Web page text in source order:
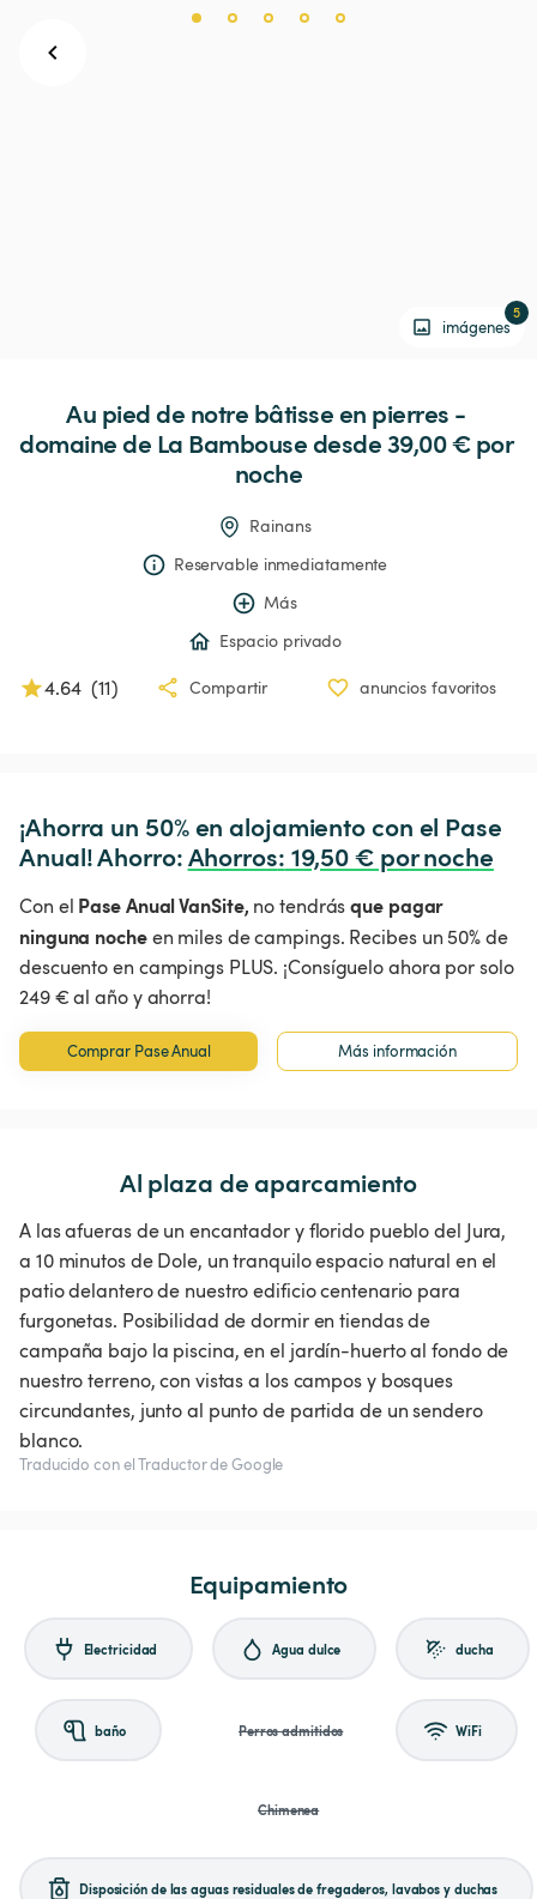
imágenes
5
Au piedde notre bâtisseen pierres -
domainede La Bambouse desde 39,00 € por
noche
Rainans
Reservable inmediatamente
Más
Espacio privado
4.64 (11) Compartir anuncios favoritos
¡Ahorra un 50% en alojamiento con el Pase
Anual! Ahorro: Ahorros: 19,50 € por noche
Con el Pase Anual VanSite, no tendrásque pagar
ninguna nocheen miles de campings. Recibes un 50% de
descuento en campings PLUS. ¡Consíguelo ahora por solo
249 € al año y ahorra!
Comprar Pase Anual Más información
Al plaza de aparcamiento
A las afueras de un encantador y florido pueblo del Jura,
a 10 minutos de Dole, un tranquilo espacio natural en el
patio delantero de nuestro edificio centenario para
furgonetas. Posibilidad de dormir en tiendas de
campaña bajo la piscina, en el jardín-huerto al fondo de
nuestro terreno, con vistas a los campos y bosques
circundantes, junto al punto de partida de un sendero
blanco.
Traducido con el Traductor de Google
Equipamiento
Electricidad Agua dulce ducha
baño Perros admitidos WiFi
Chimenea
Disposición de las aguas residuales de fregaderos, lavabos y duchas